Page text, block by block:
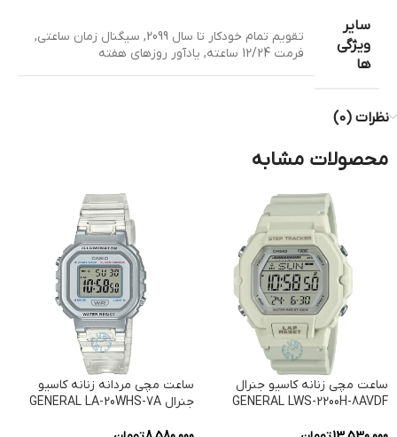
سایر
ویژگی
ها
تقویم تمام خودکار تا سال 2099 , سیگنال زمان ساعتی,
فرمت 12/24 ساعته
, یادآور روزهای هفته
نظرات (0)
محصولات مشابه
ساعت مچی زنانه کاسیو جنرال
GENERAL LWS-2200H-8AVDF
ساعت مچی مردانه زنانه کاسیو
جنرال GENERAL LA-20WHS-7A